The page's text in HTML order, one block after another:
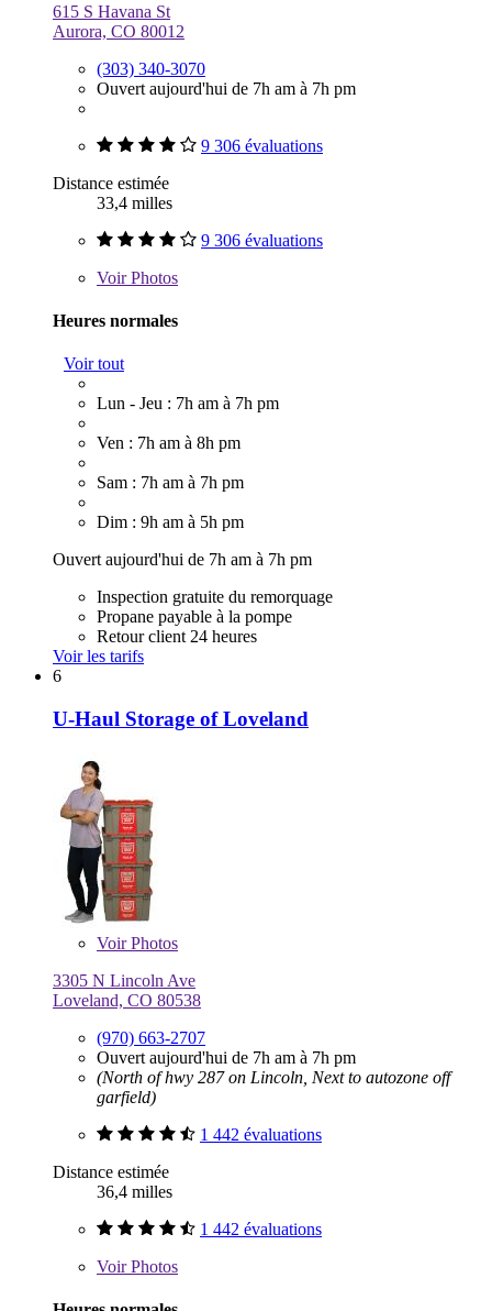
615 S Havana St
Aurora, CO 80012
(303) 340-3070
Ouvert aujourd'hui de 7h am à 7h pm
9 306 évaluations
Distance estimée
33,4 milles
9 306 évaluations
VoirPhotos
Heures normales
Voir tout
Lun - Jeu : 7h am à 7h pm
Ven : 7h am à 8h pm
Sam : 7h am à 7h pm
Dim : 9h am à 5h pm
Ouvert aujourd'hui de 7h am à 7h pm
Inspection gratuite du remorquage
Propane payable à la pompe
Retour client 24 heures
Voir les tarifs
6
U-Haul Storage of Loveland
VoirPhotos
3305 N Lincoln Ave
Loveland, CO 80538
(970) 663-2707
Ouvert aujourd'hui de 7h am à 7h pm
(North of hwy 287 on Lincoln, Next to autozone off
garfield)
1 442 évaluations
Distance estimée
36,4 milles
1 442 évaluations
VoirPhotos